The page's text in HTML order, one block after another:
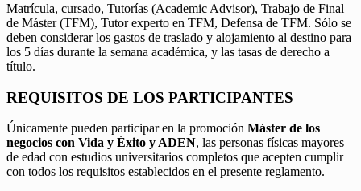
Matrícula, cursado, Tutorías (Academic Advisor), Trabajo de Final
de Máster (TFM), Tutor experto en TFM, Defensa de TFM. Sólo se
deben considerar los gastos de traslado y alojamiento al destino para
los 5 días durante la semana académica, y las tasas de derecho a
título.
REQUISITOS DE LOS PARTICIPANTES
Únicamente pueden participar en la promoción Máster de los
negocios con Vida y Éxito y ADEN, las personas físicas mayores
de edad con estudios universitarios completos que acepten cumplir
con todos los requisitos establecidos en el presente reglamento.